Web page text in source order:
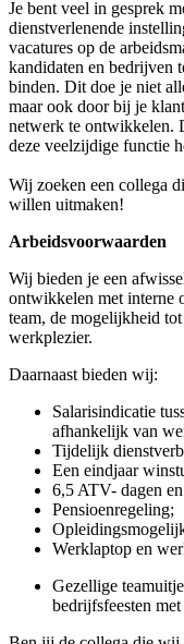
Je bent veel in gesprek
dienstverlenende
vacatures op de
kandidaten en bedrijven
binden. Dit doe je niet
maar ook door bij je
netwerk te ontwikkelen.
deze veelzijdige functie
Wij zoeken een collega
willen uitmaken!
Arbeidsvoorwaarden
Wij bieden je een
ontwikkelen met interne
team, de mogelijkheid
werkplezier.
Daarnaast bieden wij:
Salarisindicatie
afhankelijk van
Tijdelijk
Een eindjaar
6,5 ATV- dagen
Pensioenregeling;
Werklaptop en
Gezellige
bedrijfsfeesten